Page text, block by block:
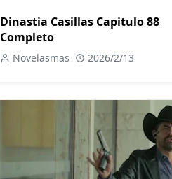
Dinastia Casillas Capitulo 88
Completo
Novelasmas 2026/2/13